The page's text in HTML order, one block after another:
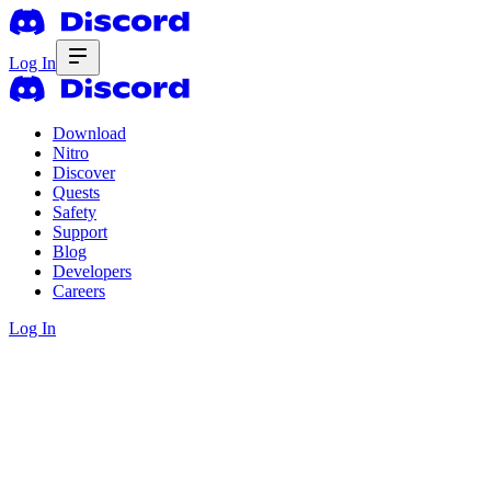
Log In
Download
Nitro
Discover
Quests
Safety
Support
Blog
Developers
Careers
Log In